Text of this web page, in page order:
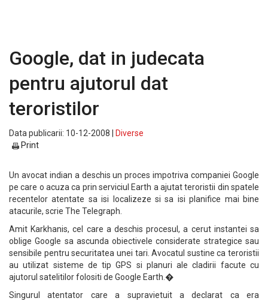
Google, dat in judecata
pentru ajutorul dat
teroristilor
Data publicarii: 10-12-2008 |
Diverse
Print
Un avocat indian a deschis un proces impotriva companiei Google
pe care o acuza ca prin serviciul Earth a ajutat teroristii din spatele
recentelor atentate sa isi localizeze si sa isi planifice mai bine
atacurile, scrie The Telegraph.
Amit Karkhanis, cel care a deschis procesul, a cerut instantei sa
oblige Google sa ascunda obiectivele considerate strategice sau
sensibile pentru securitatea unei tari. Avocatul sustine ca teroristii
au utilizat sisteme de tip GPS si planuri ale cladirii facute cu
ajutorul satelitilor folositi de Google Earth.�
Singurul atentator care a supravietuit a declarat ca era